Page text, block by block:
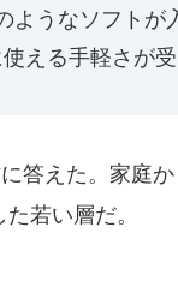
ようなソフト
える手軽さが受
答えた。家庭
若い層だ。